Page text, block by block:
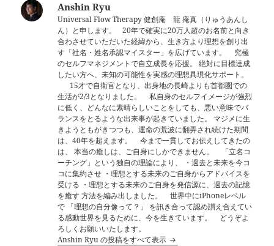
Anshin Ryu
Universal Flow Therapy 健創庵 龍 庵真（りゅうあんし
ん）と申します。 20年で確実に20万人超のお名前と向き
合わさせていただいた経緯から、生き方より理想を創り出
す「社名・姓名承認マイスター」を広げています。 究極
のセルフマネジメントで自立成長を応援。 絶対に目標達成
したい方へ、未知の可能性を実感の理想具現化サポート。
15才で自衛官となり、出身地の長崎よりも首都圏での
生活が2/3となりました。 私自身のセルフイメージが強烈
に低く、どんなに素晴らしいことをしても、悪い意味でバ
ランスをとるような出来事が起きていました。 マジメに生
きようともがきつつも、運命の荒波に翻弄され続けた期間
は、40年を超えます。 今まで一貫してお伝えしてきたの
は、 本当の癒しは、ご自身にしかできません。 「立名コ
ーチング」という独自の理論により、 ・過去と未来を今コ
コに集約させ ・理想とする未来のご自身からアドバイスを
受ける ・理想とする未来のご自身を発信源に、過去の記憶
を癒す 方法を編み出しました。 世界中にiPhoneレベル
で 「理想の自分像って？」 を訊き合って認め讃え合えてい
る感動世界を見るために、今を生きています。 どうぞよ
ろしくお願いいたします。
Anshin Ryu の投稿をすべて表示